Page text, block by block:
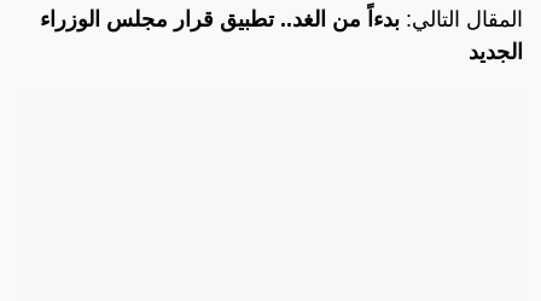
المقال التالي: بدءاً من الغد.. تطبيق قرار مجلس الوزراء
الجديد